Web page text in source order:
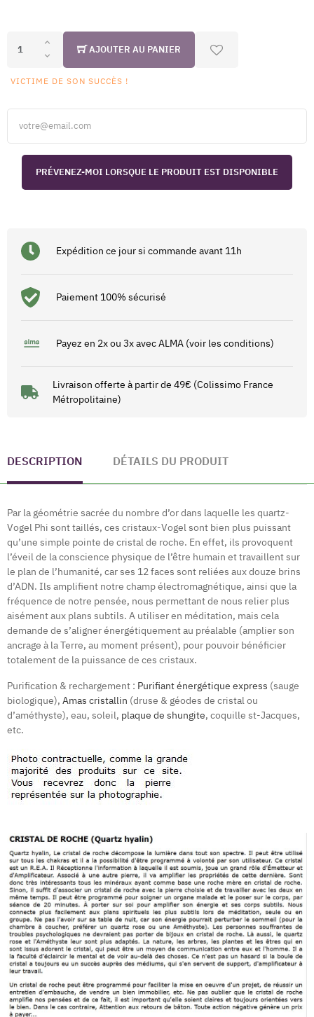
AJOUTER AU PANIER
VICTIME DE SON SUCCÈS !
PRÉVENEZ-MOI LORSQUE LE PRODUIT EST DISPONIBLE
Expédition ce jour si commande avant 11h
Paiement 100% sécurisé
Payez en 2x ou 3x avec ALMA (voir les conditions)
Livraison offerte à partir de 49€ (Colissimo France
Métropolitaine)
DESCRIPTION DÉTAILS DU PRODUIT
Par la géométrie sacrée du nombre d’or dans laquelle les quartz-
Vogel Phi sont taillés, ces cristaux-Vogel sont bien plus puissant
qu’une simple pointe de cristal de roche. En effet, ils provoquent
l’éveil de la conscience physique de l’être humain et travaillent sur
le plan de l’humanité, car ses 12 faces sont reliées aux douze brins
d’ADN. Ils amplifient notre champ électromagnétique, ainsi que la
fréquence de notre pensée, nous permettant de nous relier plus
aisément aux plans subtils. A utiliser en méditation, mais cela
demande de s’aligner énergétiquement au préalable (amplier son
ancrage à la Terre, au moment présent), pour pouvoir bénéficier
totalement de la puissance de ces cristaux.
Purification & rechargement : Purifiant énergétique express (sauge
biologique), Amas cristallin (druse & géodes de cristal ou
d’améthyste), eau, soleil, plaque de shungite, coquille st-Jacques,
etc.